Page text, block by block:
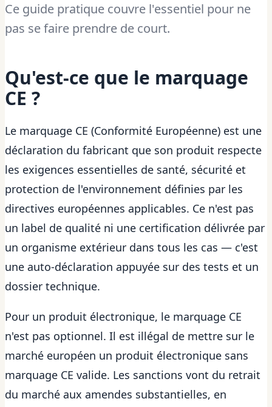
Ce guide pratique couvre l'essentiel pour ne
pas se faire prendre de court.
Qu'est-ce que le marquage
CE ?
Le marquage CE (Conformité Européenne) est une
déclaration du fabricant que son produit respecte
les exigences essentielles de santé, sécurité et
protection de l'environnement définies par les
directives européennes applicables. Ce n'est pas
un label de qualité ni une certification délivrée par
un organisme extérieur dans tous les cas — c'est
une auto-déclaration appuyée sur des tests et un
dossier technique.
Pour un produit électronique, le marquage CE
n'est pas optionnel. Il est illégal de mettre sur le
marché européen un produit électronique sans
marquage CE valide. Les sanctions vont du retrait
du marché aux amendes substantielles, en